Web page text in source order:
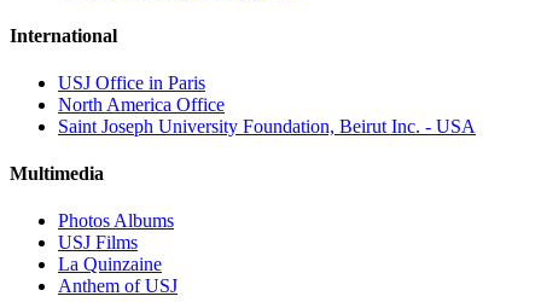
International
USJ Office in Paris
North America Office
Saint Joseph University Foundation, Beirut Inc. - USA
Multimedia
Photos Albums
USJ Films
La Quinzaine
Anthem of USJ